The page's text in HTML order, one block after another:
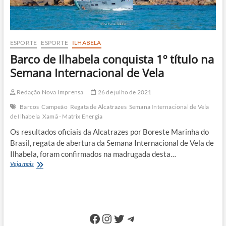
ESPORTE ESPORTE ILHABELA
Barco de Ilhabela conquista 1º título na
Semana Internacional de Vela
Redação Nova Imprensa
26 de julho de 2021
Barcos Campeão Regata de Alcatrazes Semana Internacional de Vela
de Ilhabela Xamã - Matrix Energia
Os resultados oficiais da Alcatrazes por Boreste Marinha do
Brasil, regata de abertura da Semana Internacional de Vela de
Ilhabela, foram confirmados na madrugada desta…
Veja maisBarco
Facebook
Instagram
Twitter
Telegram